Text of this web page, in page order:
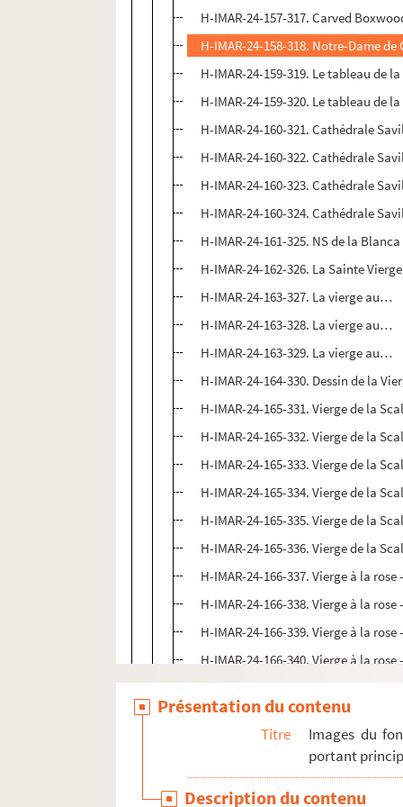
H-IMAR-24-157-317. Carved
H-IMAR-24-158-318. Notre-Dame de
H-IMAR-24-159-319. Le tableau de
H-IMAR-24-159-320. Le tableau de
H-IMAR-24-160-321. Cathédrale
H-IMAR-24-160-322. Cathédrale
H-IMAR-24-160-323. Cathédrale
H-IMAR-24-160-324. Cathédrale
H-IMAR-24-161-325. NS de la Blanca
H-IMAR-24-162-326. La Sainte
H-IMAR-24-163-327. La vierge au…
H-IMAR-24-163-328. La vierge au…
H-IMAR-24-163-329. La vierge au…
H-IMAR-24-164-330. Dessin de la
H-IMAR-24-165-331. Vierge de la
H-IMAR-24-165-332. Vierge de la
H-IMAR-24-165-333. Vierge de la
H-IMAR-24-165-334. Vierge de la
H-IMAR-24-165-335. Vierge de la
H-IMAR-24-165-336. Vierge de la
H-IMAR-24-166-337. Vierge à la
H-IMAR-24-166-338. Vierge à la
H-IMAR-24-166-339. Vierge à la
H-IMAR-24-166-340. Vierge à la
H-IMAR-24-167-341. La Vierge et
H-IMAR-24-167-342. La Vierge et
H-IMAR-24-168-343. La Madone de
H-IMAR-24-169-345. Apparition de
Présentation du contenu
Titre
Images du
portant
Description du contenu